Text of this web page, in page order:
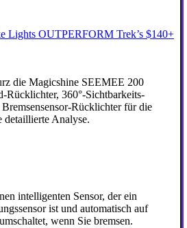
Lights OUTPERFORM Trek’s $140+
die Magicshine SEEMEE 200
Rücklichter, 360°-Sichtbarkeits-
Rücklichter für die
detaillierte Analyse.
intelligenten Sensor, der ein
ist und automatisch auf
wenn Sie bremsen.